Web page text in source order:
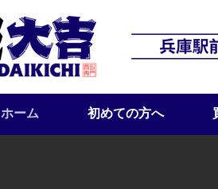
ホーム 初めての方へ